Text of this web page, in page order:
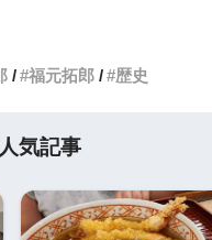
福元拓郎 歴史
気記事